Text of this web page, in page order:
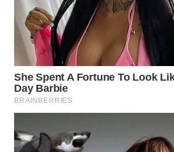
WN
SEMARANG
WN
WN
BOROBUDUR
WN